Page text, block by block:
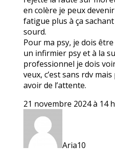
en colère je peux
fatigue plus à ça
sourd.
Pour ma psy, je dois
un infirmier psy et à la
professionnel je dois
veux, c’est sans rdv
avoir de l’attente.
21 novembre 2024 à 14
Aria10